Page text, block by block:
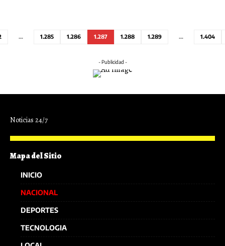
… 1.285 1.286 1.287 1.288 1.289 … 1.404
- Publicidad -
Noticias 24/7
Mapa del Sitio
INICIO
NACIONAL
DEPORTES
TECNOLOGIA